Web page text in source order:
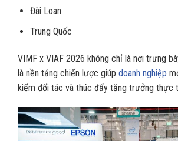
Đài Loan
Trung Quốc
VIMF x VIAF 2026 không chỉ là nơi trưng
là nền tảng chiến lược giúp doanh nghiệp
kiếm đối tác và thúc đẩy tăng trưởng thực